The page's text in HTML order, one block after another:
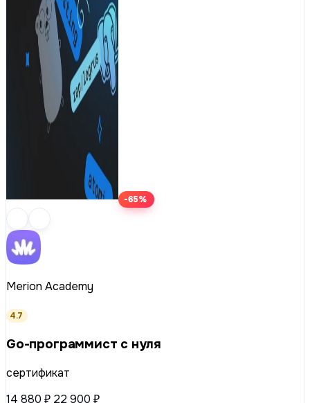
-65%
Merion Academy
4.7
Go-программист с нуля
сертификат
14 880 ₽ 22 900 ₽